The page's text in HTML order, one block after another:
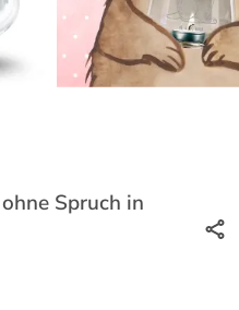
Spruch in